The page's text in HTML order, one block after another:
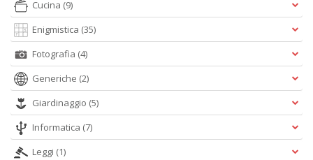
Cucina (9)
Enigmistica (35)
Fotografia (4)
Generiche (2)
Giardinaggio (5)
Informatica (7)
Leggi (1)